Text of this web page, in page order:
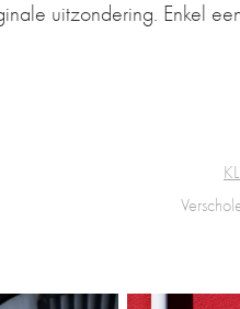
uitzondering. Enkel